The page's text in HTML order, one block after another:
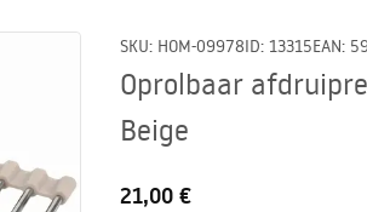
SKU: HOM-09978ID: 13315EAN:
Oprolbaar
Beige
21,00 €